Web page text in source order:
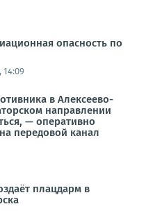
опасность по
14:09
в Алексеево-
направлении
— оперативно
передовой канал
плацдарм в